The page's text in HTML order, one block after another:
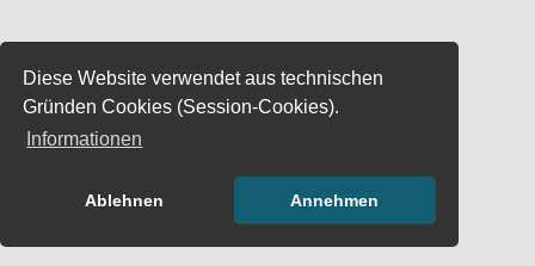
Diese Website verwendet aus technischen
Gründen Cookies (Session-Cookies).
Informationen
Ablehnen Annehmen